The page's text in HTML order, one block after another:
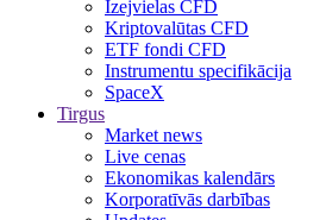
Izejvielas CFD
Kriptovalūtas CFD
ETF fondi CFD
Instrumentu specifikācija
SpaceX
Tirgus
Market news
Live cenas
Ekonomikas kalendārs
Korporatīvās darbības